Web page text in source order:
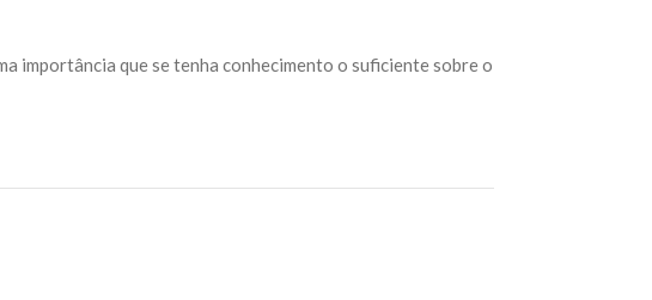
importância que se tenha conhecimento o suficiente sobre o